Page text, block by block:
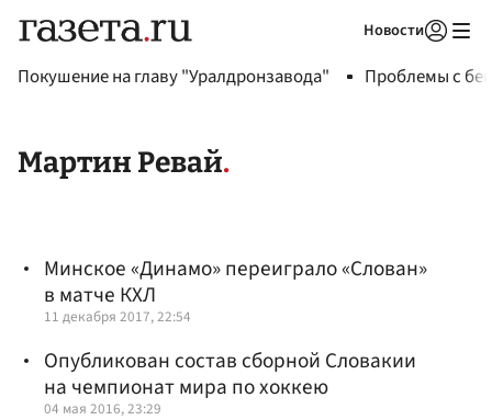
Новости
Покушение на главу "Уралдронзавода" Проблемы с
Мартин Ревай
Минское «Динамо» переиграло «Слован»
в матче КХЛ
11 декабря 2017, 22:54
Опубликован состав сборной Словакии
на чемпионат мира по хоккею
04 мая 2016, 23:29